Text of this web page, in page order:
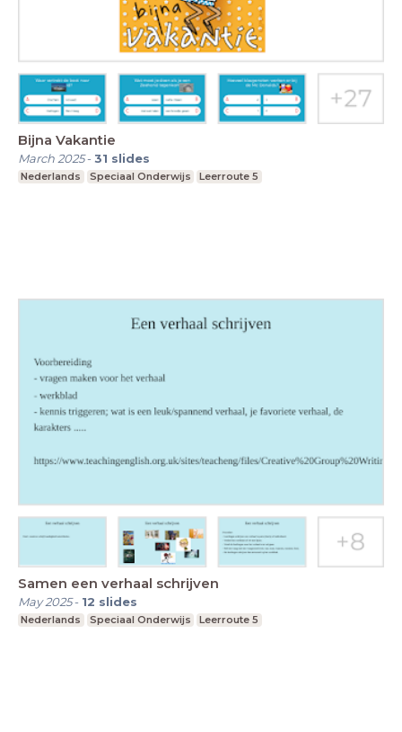
Bijna Vakantie
March 2025-31 slides
Nederlands Speciaal Onderwijs Leerroute 5
Samen een verhaal schrijven
May 2025- 12 slides
Nederlands Speciaal Onderwijs Leerroute 5